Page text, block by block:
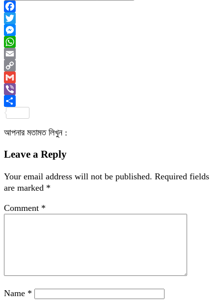
Facebook
Twitter
Messenger
WhatsApp
Email
Copy
Link
Gmail
Viber
আপনার মতামত লিখুন :
Leave a Reply
Your email address will not be published. Required fields
are marked *
Comment *
Name *